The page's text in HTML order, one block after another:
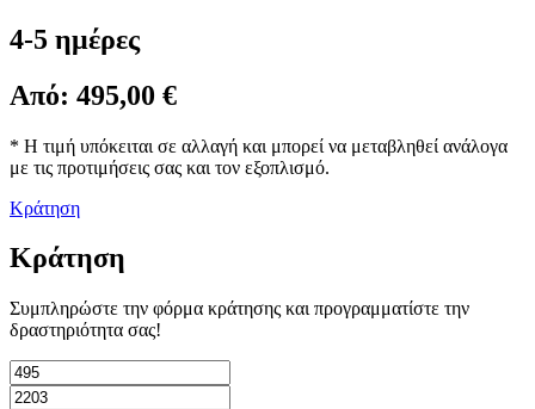
4-5 ημέρες
Από: 495,00 €
* Η τιμή υπόκειται σε αλλαγή και μπορεί να μεταβληθεί ανάλογα
με τις προτιμήσεις σας και τον εξοπλισμό.
Κράτηση
Κράτηση
Συμπληρώστε την φόρμα κράτησης και προγραμματίστε την
δραστηριότητα σας!